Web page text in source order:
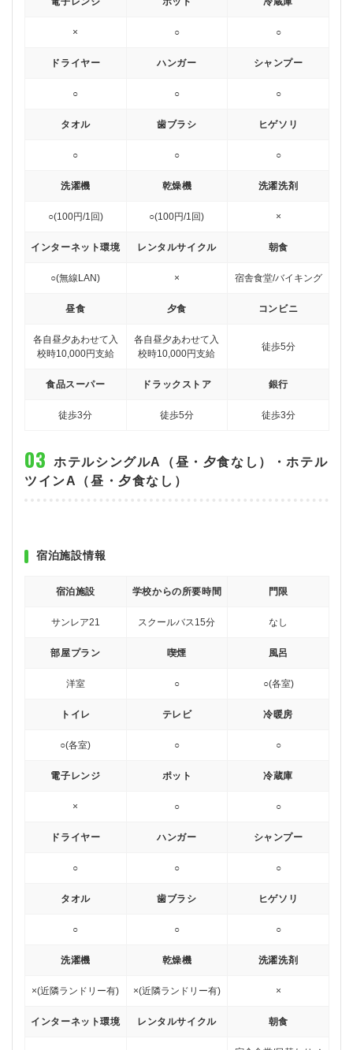
× ○ ○
ドライヤー
○
ハンガー
○
シャンプー
○
タオル
○
歯ブラシ
○
ヒゲソリ
○
洗濯機
○(100円/1回)
乾燥機
○(100円/1回)
洗濯洗剤
×
インターネット環境
○(無線LAN)
レンタルサイクル
×
朝食
宿舎食堂/バイキング
昼食
各自昼夕あわせて入
校時10,000円支給
夕食
各自昼夕あわせて入
校時10,000円支給
コンビニ
徒歩5分
食品スーパー
徒歩3分
ドラックストア
徒歩5分
銀行
徒歩3分
ホテルシングルA（昼・夕食なし）・ホテル
ツインA（昼・夕食なし）
宿泊施設情報
宿泊施設
サンレア21
学校からの所要時間
スクールバス15分
門限
なし
部屋プラン
洋室
喫煙
○
風呂
○(各室)
トイレ
○(各室)
テレビ
○
冷暖房
○
電子レンジ
×
ポット
○
冷蔵庫
○
ドライヤー
○
ハンガー
○
シャンプー
○
タオル
○
歯ブラシ
○
ヒゲソリ
○
洗濯機
×(近隣ランドリー有)
乾燥機
×(近隣ランドリー有)
洗濯洗剤
×
インターネット環境 レンタルサイクル 朝食